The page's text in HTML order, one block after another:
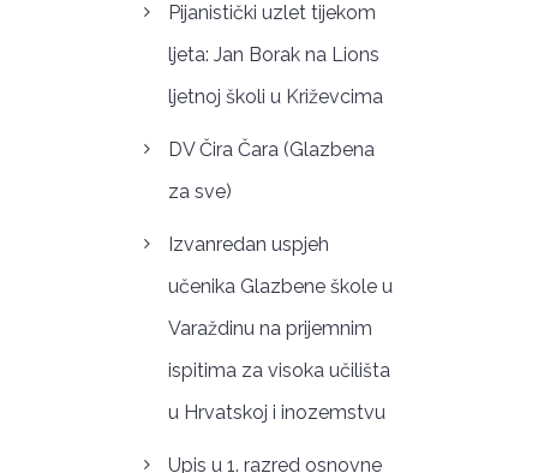
Pijanistički uzlet tijekom
ljeta: Jan Borak na Lions
ljetnoj školi u Križevcima
DV Čira Čara (Glazbena
za sve)
Izvanredan uspjeh
učenika Glazbene škole u
Varaždinu na prijemnim
ispitima za visoka učilišta
u Hrvatskoj i inozemstvu
Upis u 1. razred osnovne